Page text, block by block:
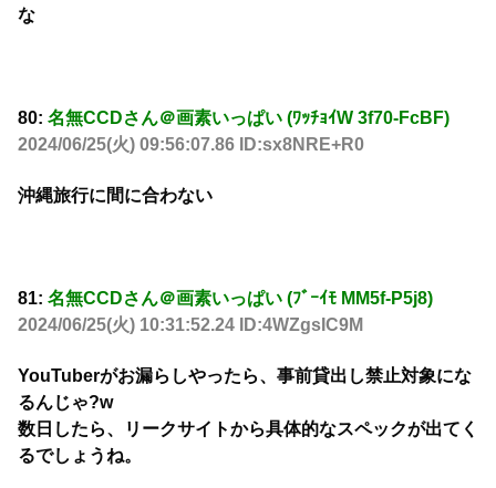
な
80: 名無CCDさん＠画素いっぱい (ﾜｯﾁｮｲW 3f70-FcBF)
2024/06/25(火) 09:56:07.86 ID:sx8NRE+R0
沖縄旅行に間に合わない
81: 名無CCDさん＠画素いっぱい (ﾌﾞｰｲﾓ MM5f-P5j8)
2024/06/25(火) 10:31:52.24 ID:4WZgsIC9M
YouTuberがお漏らしやったら、事前貸出し禁止対象にな
るんじゃ?w
数日したら、リークサイトから具体的なスペックが出てく
るでしょうね。